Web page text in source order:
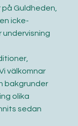
Guldheden,
icke-
välkomnar
bakgrunder
olika
sedan